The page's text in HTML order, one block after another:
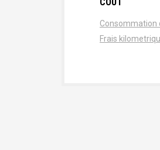
Consommation
Frais